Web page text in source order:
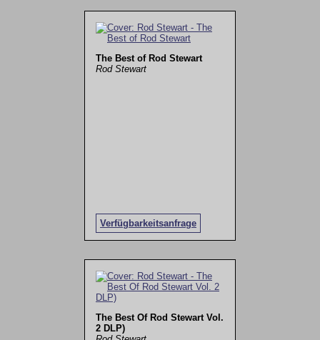
The Best of Rod Stewart
Rod Stewart
Verfügbarkeitsanfrage
The Best Of Rod Stewart Vol.
2 DLP)